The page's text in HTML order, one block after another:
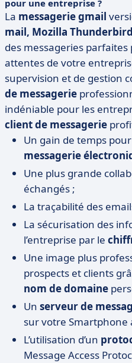
pour une entreprise ?
La messagerie gmail
mail, Mozilla Thunderbird
des messageries
attentes de votre
supervision et de gestion
de messagerie
indéniable pour les
client de messagerie
Un gain de temps
messagerie
Une plus grande
échangés ;
La traçabilité des
La sécurisation des
l’entreprise par le
Une image plus
prospects et clients
nom de domaine
Un serveur de
sur votre Smartphone
L’utilisation d’un
Message Access